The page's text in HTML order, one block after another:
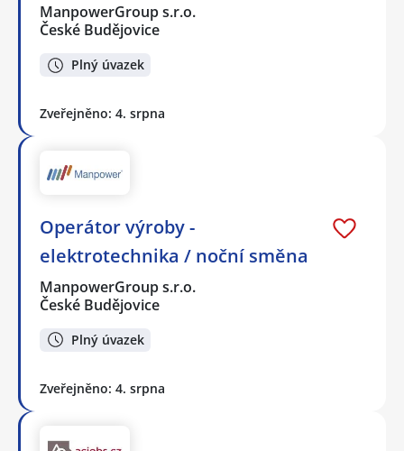
ManpowerGroup s.r.o.
České Budějovice
Plný úvazek
Zveřejněno: 4. srpna
Operátor výroby -
elektrotechnika / noční směna
ManpowerGroup s.r.o.
České Budějovice
Plný úvazek
Zveřejněno: 4. srpna